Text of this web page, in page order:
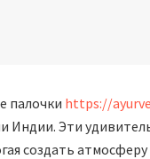
палочки https://
Индии. Эти
создать